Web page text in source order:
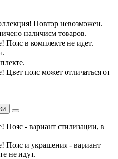
Повтор невозможен.
наличием товаров.
Пояс в комплекте не идет.
Цвет пояс может отличаться от
Пояс - вариант стилизации, в
Пояс и украшения - вариант
не идут.